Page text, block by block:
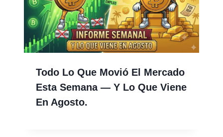
Todo Lo Que Movió El Mercado
Esta Semana — Y Lo Que Viene
En Agosto.